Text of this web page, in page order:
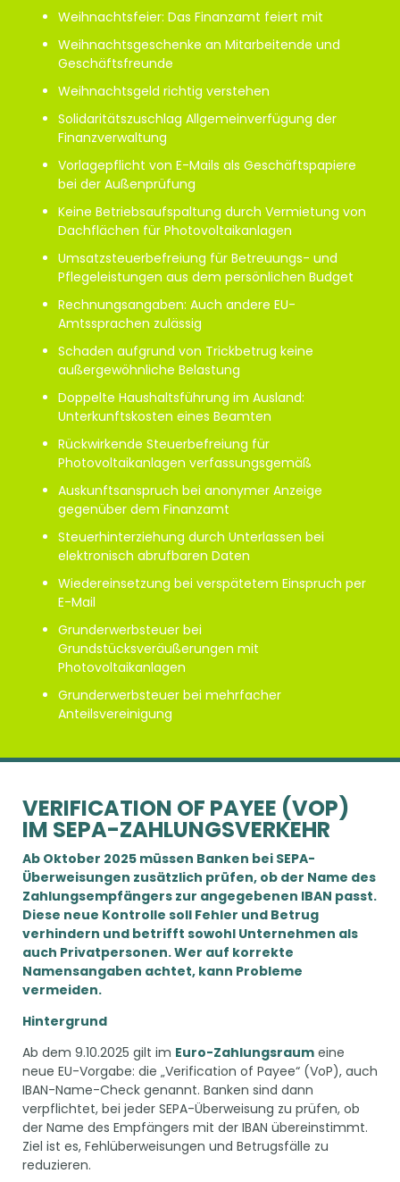
Weihnachtsfeier: Das Finanzamt feiert mit
Weihnachtsgeschenke an Mitarbeitende und
Geschäftsfreunde
Weihnachtsgeld richtig verstehen
Solidaritätszuschlag Allgemeinverfügung der
Finanzverwaltung
Vorlagepflicht von E-Mails als Geschäftspapiere
bei der Außenprüfung
Keine Betriebsaufspaltung durch Vermietung von
Dachflächen für Photovoltaikanlagen
Umsatzsteuerbefreiung für Betreuungs- und
Pflegeleistungen aus dem persönlichen Budget
Rechnungsangaben: Auch andere EU-
Amtssprachen zulässig
Schaden aufgrund von Trickbetrug keine
außergewöhnliche Belastung
Doppelte Haushaltsführung im Ausland:
Unterkunftskosten eines Beamten
Rückwirkende Steuerbefreiung für
Photovoltaikanlagen verfassungsgemäß
Auskunftsanspruch bei anonymer Anzeige
gegenüber dem Finanzamt
Steuerhinterziehung durch Unterlassen bei
elektronisch abrufbaren Daten
Wiedereinsetzung bei verspätetem Einspruch per
E-Mail
Grunderwerbsteuer bei
Grundstücksveräußerungen mit
Photovoltaikanlagen
Grunderwerbsteuer bei mehrfacher
Anteilsvereinigung
VERIFICATION OF PAYEE (VOP)
IM SEPA-ZAHLUNGSVERKEHR
Ab Oktober 2025 müssen Banken bei SEPA-
Überweisungen zusätzlich prüfen, ob der Name des
Zahlungsempfängers zur angegebenen IBAN passt.
Diese neue Kontrolle soll Fehler und Betrug
verhindern und betrifft sowohl Unternehmen als
auch Privatpersonen. Wer auf korrekte
Namensangaben achtet, kann Probleme
vermeiden.
Hintergrund
Ab dem 9.10.2025 gilt im Euro-Zahlungsraum eine
neue EU-Vorgabe: die „Verification of Payee“ (VoP), auch
IBAN-Name-Check genannt. Banken sind dann
verpflichtet, bei jeder SEPA-Überweisung zu prüfen, ob
der Name des Empfängers mit der IBAN übereinstimmt.
Ziel ist es, Fehlüberweisungen und Betrugsfälle zu
reduzieren.